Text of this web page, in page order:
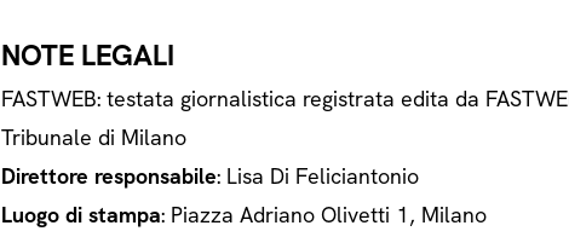
NOTE LEGALI
FASTWEB: testata giornalistica registrata edita da
Tribunale di Milano
Direttore responsabile: Lisa Di Feliciantonio
Luogo di stampa: Piazza Adriano Olivetti 1, Milano